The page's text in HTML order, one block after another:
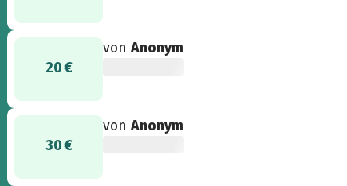
20 €
vonAnonym
30 €
vonAnonym